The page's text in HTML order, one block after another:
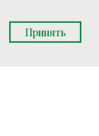
Принять